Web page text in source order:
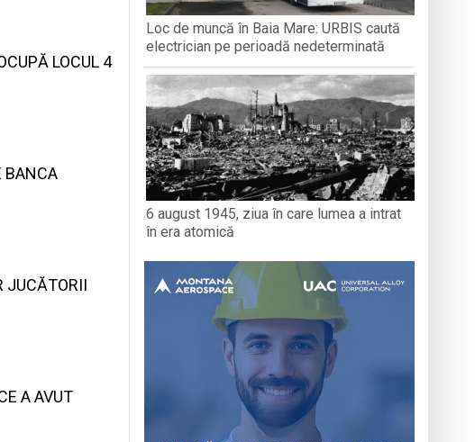
LOCUL 4
BANCA
JUCĂTORII
A AVUT
Loc de muncă în Baia Mare: URBIS caută
electrician pe perioadă nedeterminată
6 august 1945, ziua în care lumea a intrat
în era atomică